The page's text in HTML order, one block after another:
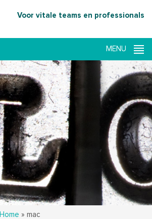
Voor vitale teams en professionals
Home » mac